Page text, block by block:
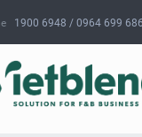
1900 6948 / 0964 699 686